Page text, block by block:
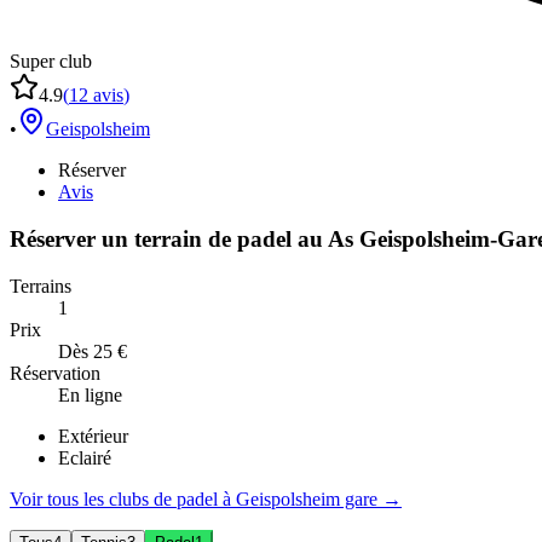
Super club
4.9(12 avis)
•
Geispolsheim
Réserver
Avis
Réserver un terrain de padel au As Geispolsheim-
Terrains
1
Prix
Dès 25 €
Réservation
En ligne
Extérieur
Eclairé
Voir tous les clubs de padel à Geispolsheim gare →